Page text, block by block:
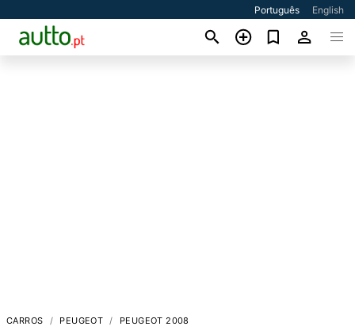
Português English
CARROS PEUGEOT PEUGEOT 2008